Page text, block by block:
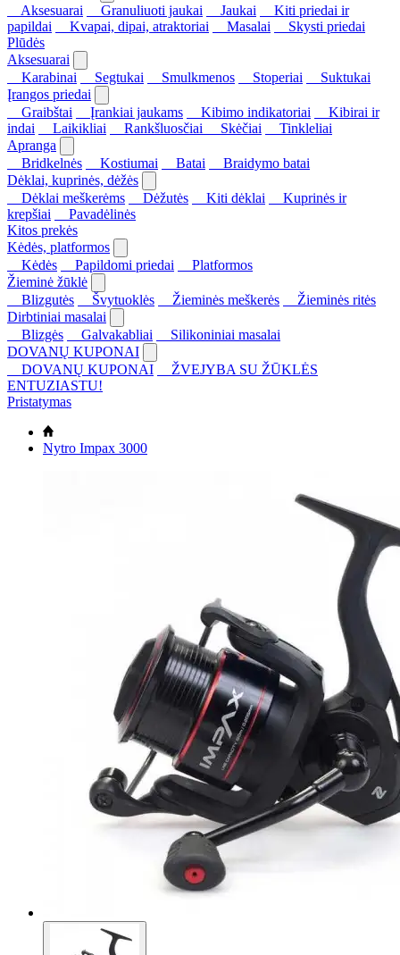
Aksesuarai
Granuliuoti jaukai Jaukai
Kiti priedai ir
papildai
Kvapai, dipai, atraktoriai Masalai
Skysti priedai
Plūdės
Aksesuarai
Karabinai
Segtukai Smulkmenos Stoperiai
Suktukai
Įrangos priedai
Graibštai
Įrankiai jaukams Kibimo indikatoriai
Kibirai ir
indai
Laikikliai Rankšluosčiai Skėčiai
Tinkleliai
Apranga
Bridkelnės
Kostiumai Batai
Braidymo batai
Dėklai, kuprinės, dėžės
Dėklai meškerėms
Dėžutės Kiti dėklai
Kuprinės ir
krepšiai
Pavadėlinės
Kitos prekės
Kėdės, platformos
Kėdės
Papildomi priedai
Platformos
Žieminė žūklė
Blizgutės
Švytuoklės Žieminės meškerės
Žieminės ritės
Dirbtiniai masalai
Blizgės
Galvakabliai
Silikoniniai masalai
DOVANŲ KUPONAI
DOVANŲ KUPONAI
ŽVEJYBA SU ŽŪKLĖS
ENTUZIASTU!
Pristatymas
Nytro Impax 3000